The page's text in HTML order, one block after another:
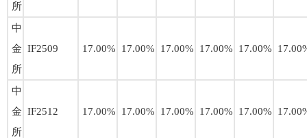
所
中
金
所
IF2509 17.00% 17.00% 17.00% 17.00% 17.00%
中
金
所
IF2512 17.00% 17.00% 17.00% 17.00% 17.00%